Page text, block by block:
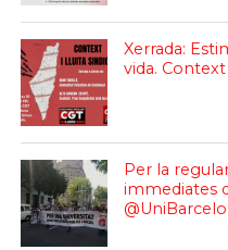
Xerrada:
vida.
Per la
immediates